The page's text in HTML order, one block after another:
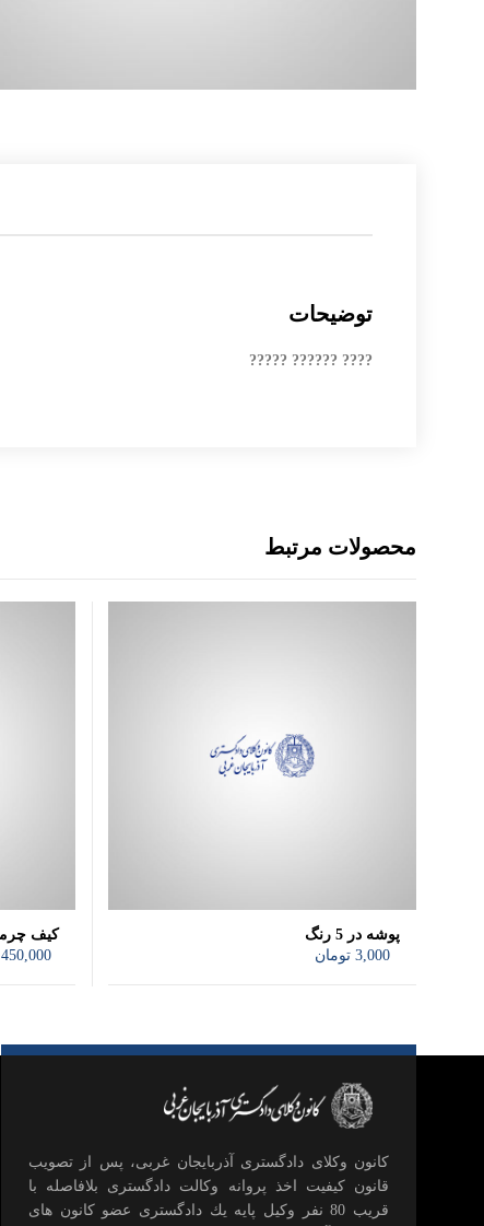
توضیحات
???? ?????? ?????
محصولات مرتبط
پوشه در 5 رنگ
3,000 تومان
کیف
450,000
كانون وكلای دادگستری آذربايجان غربی، پس از تصويب
قانون كيفيت اخذ پروانه وكالت دادگستری بلافاصله با
قريب 80 نفر وكيل پايه يك دادگستری عضو كانون های